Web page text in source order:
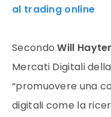
al trading online
SecondoWill Hayter
Mercati Digitali
“promuovere una
digitali come la